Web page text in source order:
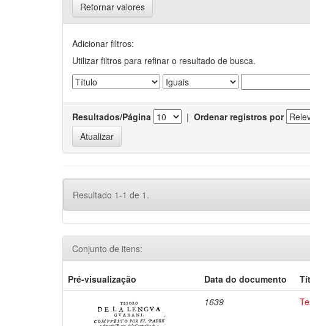
Retornar valores
Adicionar filtros:
Utilizar filtros para refinar o resultado de busca.
Resultados/Página | Ordenar registros por
Resultado 1-1 de 1.
Conjunto de itens:
Pré-visualização Data do documento
1639